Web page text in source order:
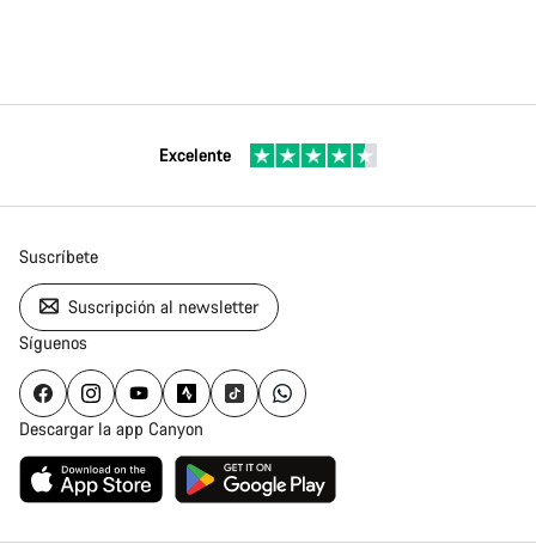
Excelente
Suscríbete
Suscripción al newsletter
Síguenos
Descargar la app Canyon